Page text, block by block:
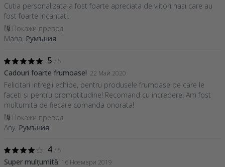
Cutia personalizata a fost foarte apreciata de viitori nasi care au
fost foarte incantati.
Покажи превод
Maria, Румъния
5 / 5
Cadouri foarte frumoase! 22 Май 2020
Felicitari intregii echipe, pentru produsele frumoase pe care le
faceti si pentru promptitudine! Recomand cu incredere! Am fost
multumita de fiecare comanda onorata!
Покажи превод
Any, Румъния
4 / 5
Super mulțumită 16 Ноември 2019